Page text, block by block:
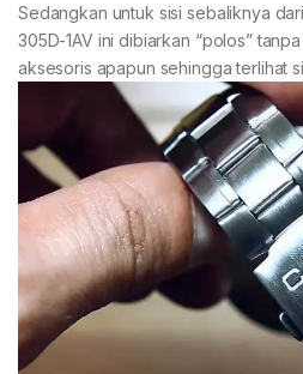
Sedangkan untuk sisi sebaliknya
305D-1AV ini dibiarkan “polos”
aksesoris apapun sehingga terlihat